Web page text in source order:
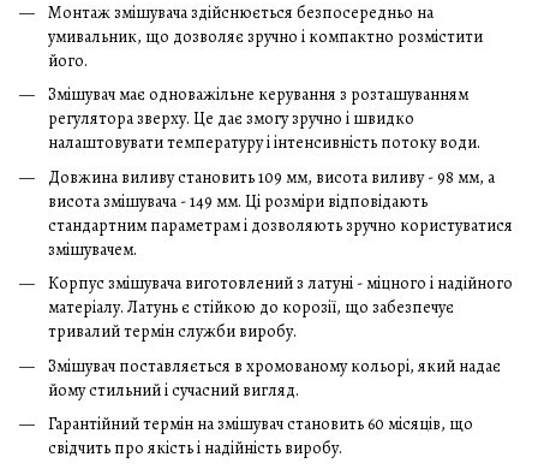
Монтаж змішувача здійснюється безпосередньо на
умивальник, що дозволяє зручно і компактно розмістити
його.
Змішувач має одноважільне керування з розташуванням
регулятора зверху. Це дає змогу зручно і швидко
налаштовувати температуру і інтенсивність потоку води.
Довжина виливу становить 109 мм, висота виливу - 98 мм, а
висота змішувача - 149 мм. Ці розміри відповідають
стандартним параметрам і дозволяють зручно користуватися
змішувачем.
Корпус змішувача виготовлений з латуні - міцного і надійного
матеріалу. Латунь є стійкою до корозії, що забезпечує
тривалий термін служби виробу.
Змішувач поставляється в хромованому кольорі, який надає
йому стильний і сучасний вигляд.
Гарантійний термін на змішувач становить 60 місяців, що
свідчить про якість і надійність виробу.